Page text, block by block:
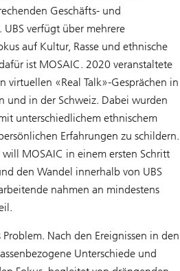
Geschäfts- und
UBS verfügt über mehrere
auf Kultur, Rasse und ethnische
ist MOSAIC. 2020 veranstaltete
virtuellen «Real Talk»-Gesprächen in
und in der Schweiz. Dabei wurden
unterschiedlichem ethnischem
Erfahrungen zu schildern.
MOSAIC in einem ersten Schritt
den Wandel innerhalb von UBS
nahmen an mindestens
Nach den Ereignissen in den
Unterschiede und